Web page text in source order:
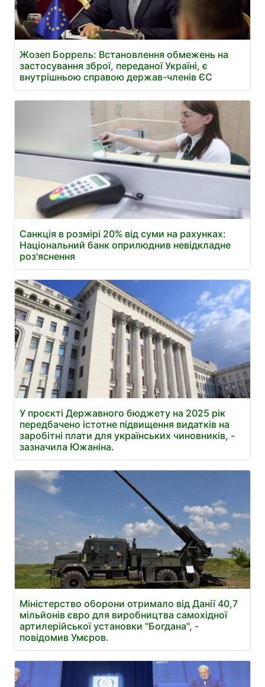
Жозеп Боррель: Встановлення обмежень на
застосування зброї, переданої Україні, є
внутрішньою справою держав-членів ЄС
Санкція в розмірі 20% від суми на рахунках:
Національний банк оприлюднив невідкладне
роз'яснення
У проєкті Державного бюджету на 2025 рік
передбачено істотне підвищення видатків на
заробітні плати для українських чиновників, -
зазначила Южаніна.
Міністерство оборони отримало від Данії 40,7
мільйонів євро для виробництва самохідної
артилерійської установки "Богдана", -
повідомив Умєров.